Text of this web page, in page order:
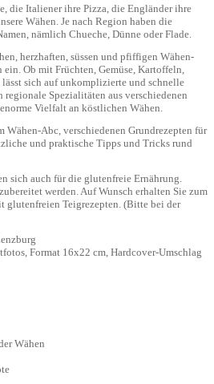
die Italiener ihre Pizza, die Engländer ihre
Wähen. Je nach Region haben die
nämlich Chueche, Dünne oder Flade.
herzhaften, süssen und pfiffigen Wähen-
Ob mit Früchten, Gemüse, Kartoffeln,
sich auf unkomplizierte und schnelle
regionale Spezialitäten aus verschiedenen
Vielfalt an köstlichen Wähen.
Wähen-Abc, verschiedenen Grundrezepten für
und praktische Tipps und Tricks rund
sich auch für die glutenfreie Ernährung.
werden. Auf Wunsch erhalten Sie zum
glutenfreien Teigrezepten. (Bitte bei der
Format 16x22 cm, Hardcover-Umschlag
Wähen